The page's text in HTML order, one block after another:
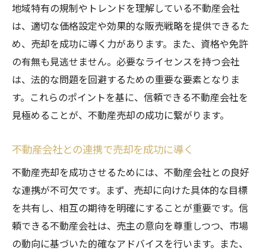
地域特有の規制やトレンドを理解している不動産会社
は、適切な価格設定や効果的な販売戦略を提供できるた
め、売却を成功に導く力があります。また、資格や免許
の有無も見逃せません。必要なライセンスを持つ会社
は、法的な問題を回避するための重要な要素となりま
す。これらのポイントを基に、信頼できる不動産会社を
見極めることが、不動産売却の成功に繋がります。
不動産会社との連携で売却を成功に導く
不動産売却を成功させるためには、不動産会社との良好
な連携が不可欠です。まず、売却に向けた具体的な目標
を共有し、相互の期待を明確にすることが重要です。信
頼できる不動産会社は、売主の意向を尊重しつつ、市場
の動向に基づいた的確なアドバイスを行います。また、